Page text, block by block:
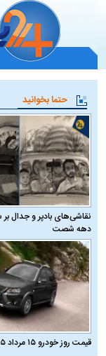
حتما بخوانید
نقاشی‌های بادپر و جدال بر
دهه شصت
قیمت روز خودرو ۱۵ مرداد ۱۴۰۵